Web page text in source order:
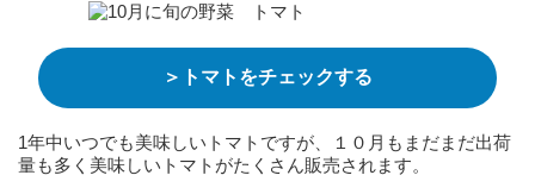
＞トマトをチェックする
1年中いつでも美味しいトマトですが、１０月もまだまだ出荷
量も多く美味しいトマトがたくさん販売されます。